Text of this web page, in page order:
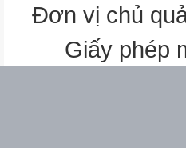
Đơn vị chủ
Giấy phép